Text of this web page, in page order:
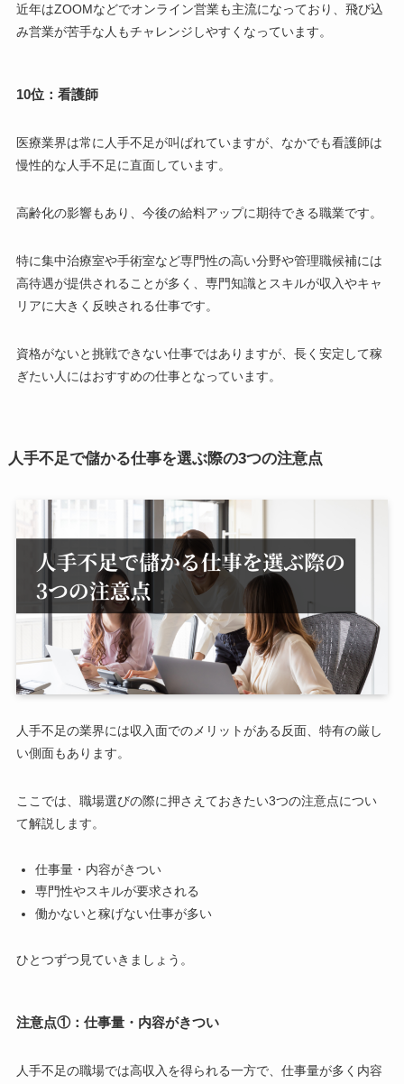
近年はZOOMなどでオンライン営業も主流になっており、飛び込
み営業が苦手な人もチャレンジしやすくなっています。
10位：看護師
医療業界は常に人手不足が叫ばれていますが、なかでも看護師は
慢性的な人手不足に直面しています。
高齢化の影響もあり、今後の給料アップに期待できる職業です。
特に集中治療室や手術室など専門性の高い分野や管理職候補には
高待遇が提供されることが多く、専門知識とスキルが収入やキャ
リアに大きく反映される仕事です。
資格がないと挑戦できない仕事ではありますが、長く安定して稼
ぎたい人にはおすすめの仕事となっています。
人手不足で儲かる仕事を選ぶ際の3つの注意点
人手不足の業界には収入面でのメリットがある反面、特有の厳し
い側面もあります。
ここでは、職場選びの際に押さえておきたい3つの注意点につい
て解説します。
仕事量・内容がきつい
専門性やスキルが要求される
働かないと稼げない仕事が多い
ひとつずつ見ていきましょう。
注意点①：仕事量・内容がきつい
人手不足の職場では高収入を得られる一方で、仕事量が多く内容